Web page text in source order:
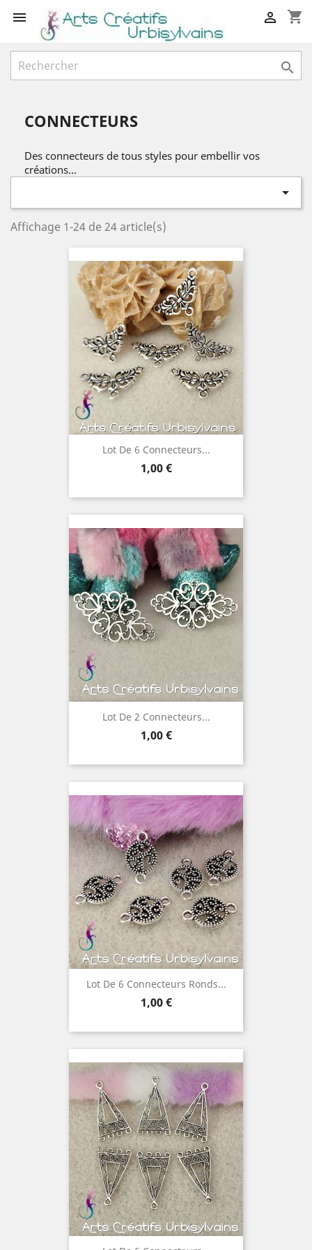
 shopping_cart


CONNECTEURS
Des connecteurs de tous styles pour embellir vos
créations...

Affichage 1-24 de 24 article(s)
Lot De 6 Connecteurs...
Prix
1,00 €
Lot De 2 Connecteurs...
Prix
1,00 €
Lot De 6 Connecteurs Ronds...
Prix
1,00 €